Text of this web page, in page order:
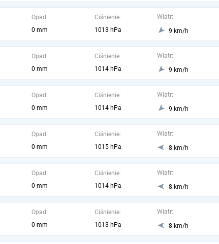
Opad:
0 mm
Ciśnienie:
1013 hPa
Wiatr:
9 km/h
Opad:
0 mm
Ciśnienie:
1014 hPa
Wiatr:
9 km/h
Opad:
0 mm
Ciśnienie:
1014 hPa
Wiatr:
9 km/h
Opad:
0 mm
Ciśnienie:
1015 hPa
Wiatr:
8 km/h
Opad:
0 mm
Ciśnienie:
1014 hPa
Wiatr:
8 km/h
Opad:
0 mm
Ciśnienie:
1013 hPa
Wiatr:
8 km/h